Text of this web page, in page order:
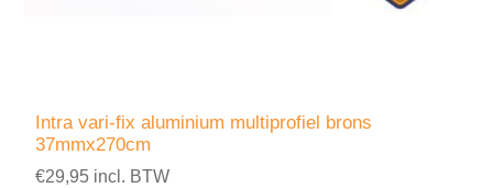
Intra vari-fix aluminium multiprofiel brons
37mmx270cm
€29,95 incl. BTW